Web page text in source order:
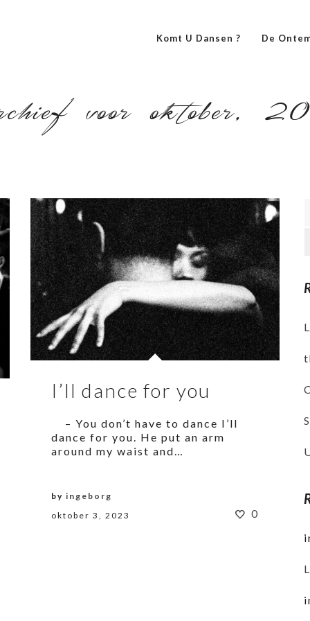
Komt U Dansen ? De
voor oktober,
I’ll dance for you
– You don’t have to dance I’ll
dance for you. He put an arm
around my waist and…
oktober 3, 2023
by ingeborg
0